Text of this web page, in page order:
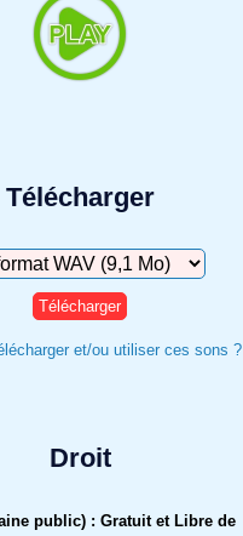
Télécharger
et/ou utiliser ces sons ?
Droit
public) : Gratuit et Libre de